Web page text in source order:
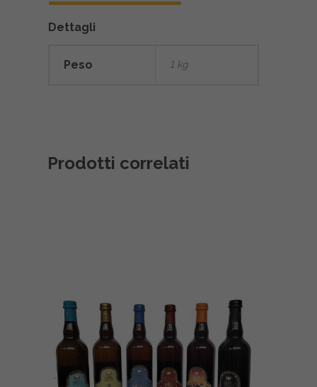
Dettagli
Peso 1 kg
Prodotti correlati